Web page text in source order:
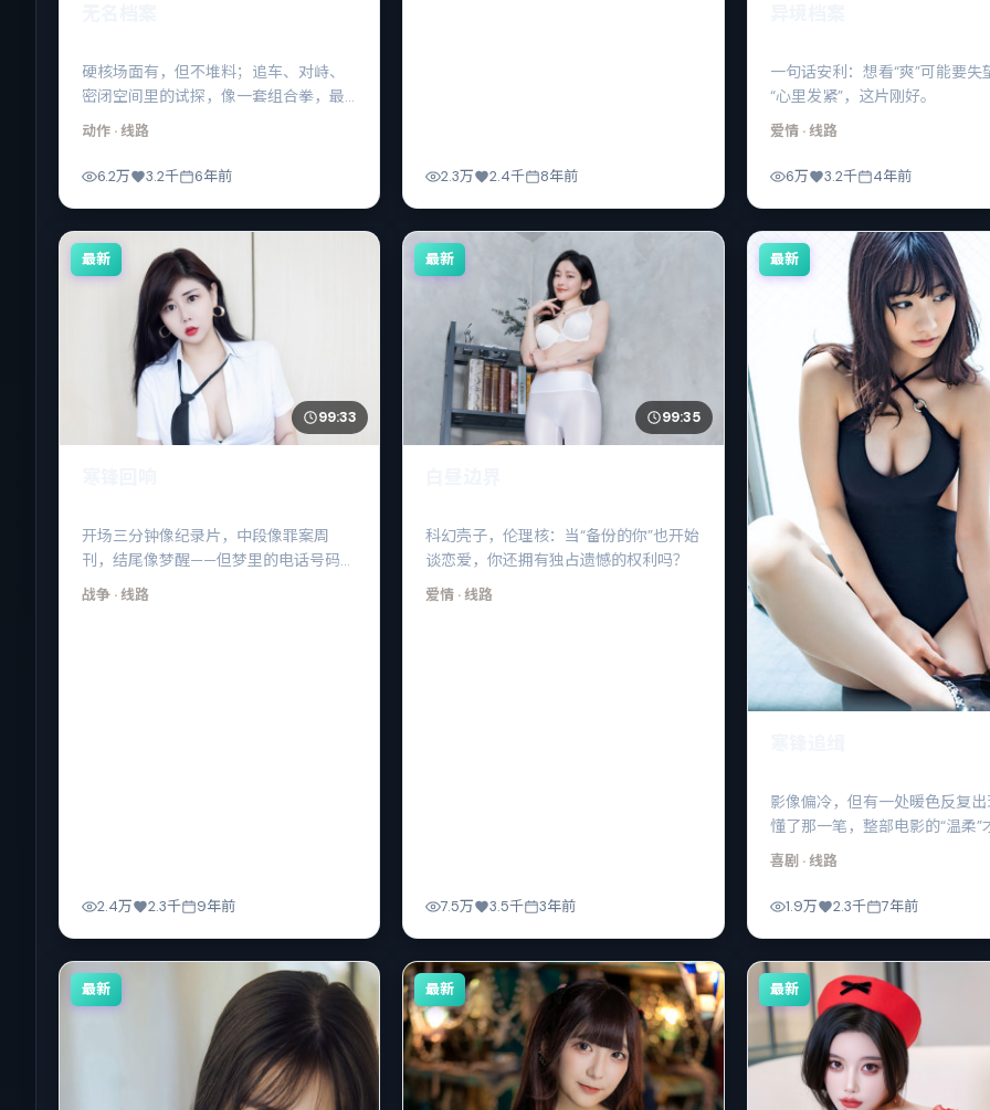
硬核场面有，但不堆料；追车、对峙、
密闭空间里的试探，像一套组合拳，最
后一拳打在“选择”上。
动作 · 线路
6.2万 3.2千 6年前 2.3万 2.4千 8年前
一句话安利：想看“爽”可能要失
“心里发紧”，这片刚好。
爱情· 线路
6万 3.2千 4年前
最新
99:33
开场三分钟像纪录片，中段像罪案周
刊，结尾像梦醒——但梦里的电话号码，
醒来竟然还能拨通。
战争 · 线路
2.4万 2.3千 9年前
最新
99:35
科幻壳子，伦理核：当“备份的你”也开始
谈恋爱，你还拥有独占遗憾的权利吗？
爱情 · 线路
7.5万 3.5千 3年前
最新
影像偏冷，但有一处暖色反复
懂了那一笔，整部电影的“温柔”
喜剧 · 线路
1.9万 2.3千 7年前
最新 最新 最新